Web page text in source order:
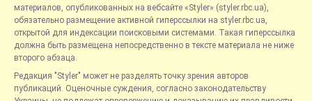
материалов, опубликованных на вебсайте «Styler» (styler.rbc.ua),
обязательно размещение активной гиперссылки на styler.rbc.ua,
открытой для индексации поисковыми системами. Такая гиперссылка
должна быть размещена непосредственно в тексте материала не ниже
второго абзаца.
Редакция "Styler" может не разделять точку зрения авторов
публикаций. Оценочные суждения, согласно законодательству